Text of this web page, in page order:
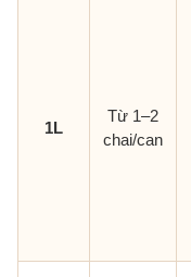
1L
Từ 1–2
chai/can